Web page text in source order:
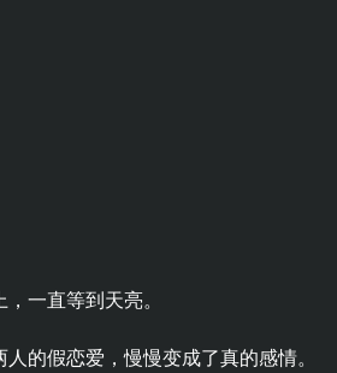
一直等到天亮。
的假恋爱，慢慢变成了真的感情。